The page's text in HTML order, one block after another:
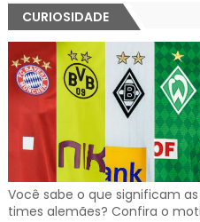
CURIOSIDADE
Você sabe o que significam
times alemães? Confira o